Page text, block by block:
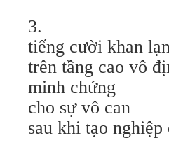
3.
tiếng cười khan
trên tầng cao vô
minh chứng
cho sự vô can
sau khi tạo nghiệp